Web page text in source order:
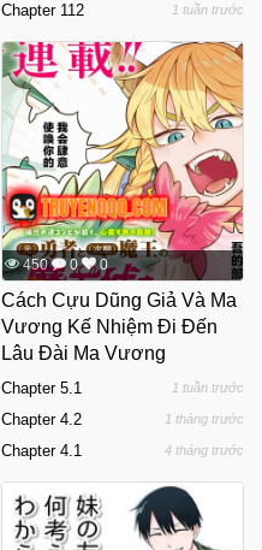
Chapter 112 1 tuần trước
450 0 0
Cách Cựu Dũng Giả Và Ma
Vương Kế Nhiệm Đi Đến
Lâu Đài Ma Vương
Chapter 5.1 1 tuần trước
Chapter 4.2 1 tháng trước
Chapter 4.1 4 tháng trước